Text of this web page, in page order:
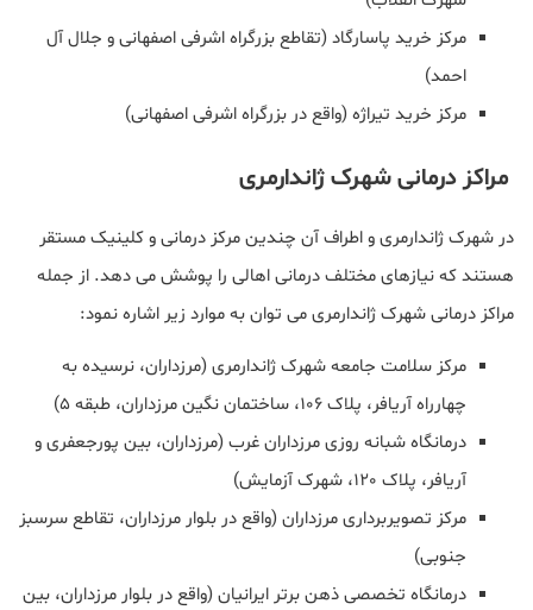
مرکز خرید پاسارگاد (تقاطع بزرگراه اشرفی اصفهانی و جلال آل
احمد)
مرکز خرید تیراژه (واقع در بزرگراه اشرفی اصفهانی)
مراکز درمانی شهرک ژاندارمری
در شهرک ژاندارمری و اطراف آن چندین مرکز درمانی و کلینیک مستقر
هستند که نیازهای مختلف درمانی اهالی را پوشش می‌ دهد. از جمله
مراکز درمانی شهرک ژاندارمری می‌ توان به موارد زیر اشاره نمود:
مرکز سلامت جامعه شهرک ژاندارمری (مرزداران، نرسیده به
چهارراه آریافر، پلاک 106، ساختمان نگین مرزداران، طبقه 5)
درمانگاه شبانه‌ روزی مرزداران غرب (مرزداران، بین پورجعفری و
آریافر، پلاک 120، شهرک آزمایش)
مرکز تصویربرداری مرزداران (واقع در بلوار مرزداران، تقاطع سرسبز
جنوبی)
درمانگاه تخصصی ذهن برتر ایرانیان (واقع در بلوار مرزداران، بین